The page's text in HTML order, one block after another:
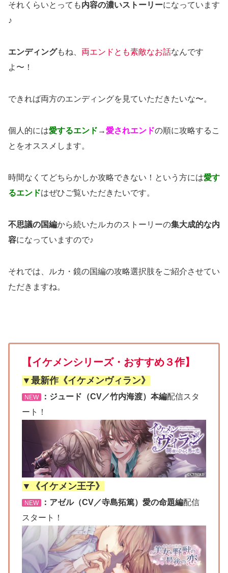
それくらいとっても内容の濃いストーリーになっています
♪
エンディングもね、 両エンドとも素敵なお話なんです
よ〜！
できれば両方のエンディングを見ていただきたいな〜。
個人的には愛するエンド →愛されエンドの順に攻略するこ
とをオススメします。
時間なくてどちらかしか攻略できない！という方には愛す
るエンドはぜひご覧いただきたいです。
不思議の国編から続いたルカのストーリーの集大成的な内
容になっていますので♪
それでは、ルカ・鏡の国編の攻略選択肢をご紹介させてい
ただきますね。
【イケメンシリーズ・おすすめ３作】
▼最新作《イケメンヴィラン》
NEW ：ジュード（CV／竹内海渡）本編配信スタ
ート！
▼《イケメン王子》
NEW ：アゼル（CV／寺島拓篤）愛の命題編配信
スタート！